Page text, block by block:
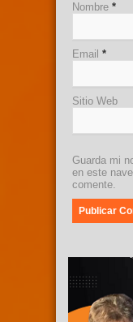
Nombre *
Email *
Sitio Web
Guarda mi
en este
comente.